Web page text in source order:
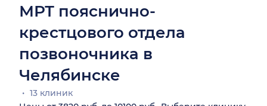
МРТ пояснично-
крестцового отдела
позвоночника в
Челябинске
13 клиник